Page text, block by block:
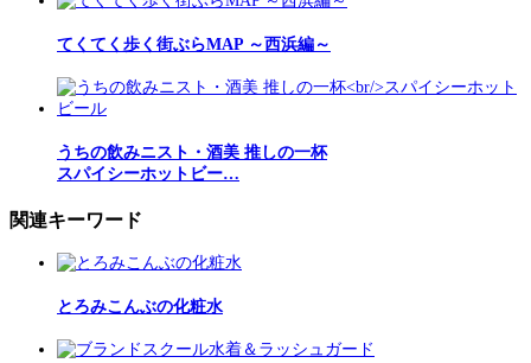
てくてく歩く街ぶらMAP ～西浜編～
うちの飲みニスト・酒美 推しの一杯
スパイシーホットビー…
関連キーワード
とろみこんぶの化粧水